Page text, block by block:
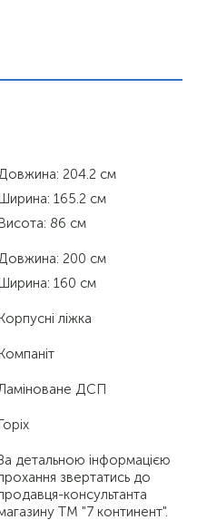
Довжина: 204.2 см
Ширина: 165.2 см
Висота: 86 см
Довжина: 200 см
Ширина: 160 см
Корпусні ліжка
Компаніт
ДСП
Горіх
детальною інформацією
звертатись до
консультанта
ТМ "7 континент".